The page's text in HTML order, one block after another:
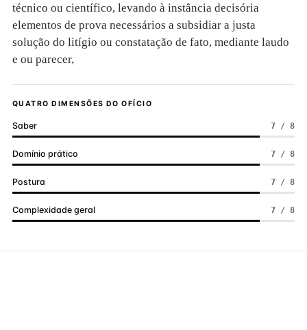
técnico ou científico, levando à instância decisória
elementos de prova necessários a subsidiar a justa
solução do litígio ou constatação de fato, mediante laudo
e ou parecer,
QUATRO DIMENSÕES DO OFÍCIO
Saber 7 / 8
Domínio prático 7 / 8
Postura 7 / 8
Complexidade geral 7 / 8